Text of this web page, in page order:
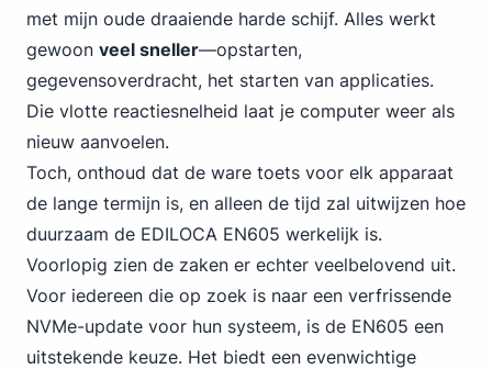
met mijn oude draaiende harde schijf. Alles werkt
gewoon veel sneller—opstarten,
gegevensoverdracht, het starten van applicaties.
Die vlotte reactiesnelheid laat je computer weer als
nieuw aanvoelen.
Toch, onthoud dat de ware toets voor elk apparaat
de lange termijn is, en alleen de tijd zal uitwijzen hoe
duurzaam de EDILOCA EN605 werkelijk is.
Voorlopig zien de zaken er echter veelbelovend uit.
Voor iedereen die op zoek is naar een verfrissende
NVMe-update voor hun systeem, is de EN605 een
uitstekende keuze. Het biedt een evenwichtige